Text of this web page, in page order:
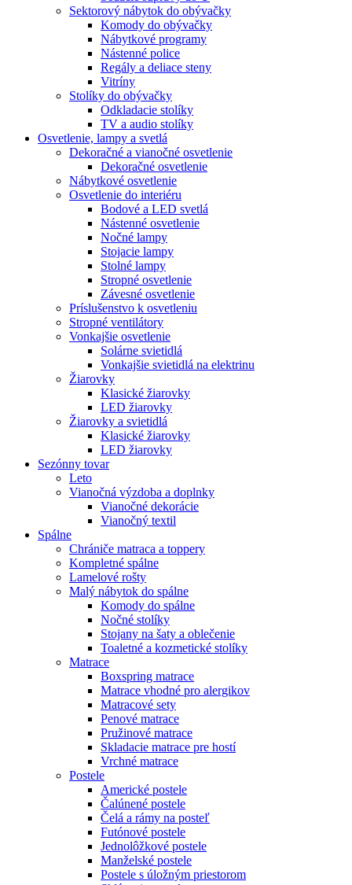
Sektorový nábytok do obývačky
Komody do obývačky
Nábytkové programy
Nástenné police
Regály a deliace steny
Vitríny
Stolíky do obývačky
Odkladacie stolíky
TV a audio stolíky
Osvetlenie, lampy a svetlá
Dekoračné a vianočné osvetlenie
Dekoračné osvetlenie
Nábytkové osvetlenie
Osvetlenie do interiéru
Bodové a LED svetlá
Nástenné osvetlenie
Nočné lampy
Stojacie lampy
Stolné lampy
Stropné osvetlenie
Závesné osvetlenie
Príslušenstvo k osvetleniu
Stropné ventilátory
Vonkajšie osvetlenie
Solárne svietidlá
Vonkajšie svietidlá na elektrinu
Žiarovky
Klasické žiarovky
LED žiarovky
Žiarovky a svietidlá
Klasické žiarovky
LED žiarovky
Sezónny tovar
Leto
Vianočná výzdoba a doplnky
Vianočné dekorácie
Vianočný textil
Spálne
Chrániče matraca a toppery
Kompletné spálne
Lamelové rošty
Malý nábytok do spálne
Komody do spálne
Nočné stolíky
Stojany na šaty a oblečenie
Toaletné a kozmetické stolíky
Matrace
Boxspring matrace
Matrace vhodné pro alergikov
Matracové sety
Penové matrace
Pružinové matrace
Skladacie matrace pre hostí
Vrchné matrace
Postele
Americké postele
Čalúnené postele
Čelá a rámy na posteľ
Futónové postele
Jednolôžkové postele
Manželské postele
Postele s úložným priestorom